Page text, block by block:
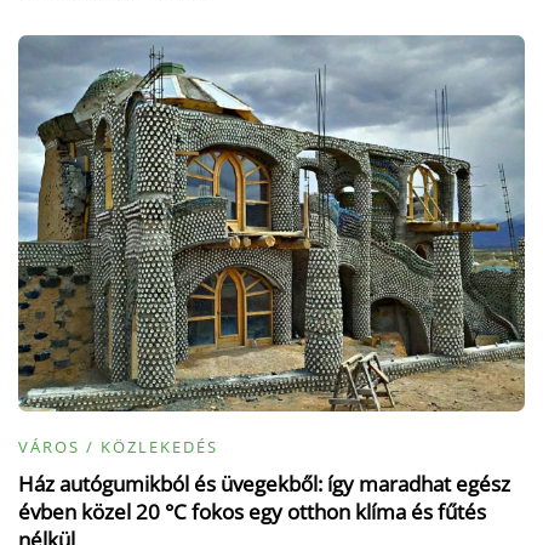
VÁROS / KÖZLEKEDÉS
Ház autógumikból és üvegekből: így maradhat egész
évben közel 20 °C fokos egy otthon klíma és fűtés